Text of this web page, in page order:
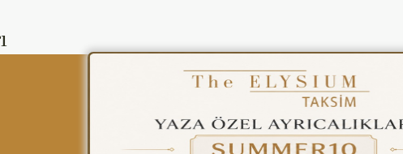
Tüm Otellerimiz Blog İletişim Politikalar
ÇAĞRI MERKEZİ
08502421818